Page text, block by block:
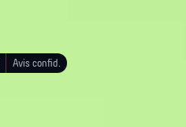
Avis confid.